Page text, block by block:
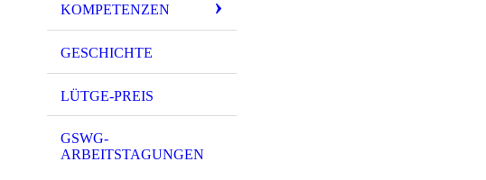
KOMPETENZEN
GESCHICHTE
LÜTGE-PREIS
GSWG-
ARBEITSTAGUNGEN